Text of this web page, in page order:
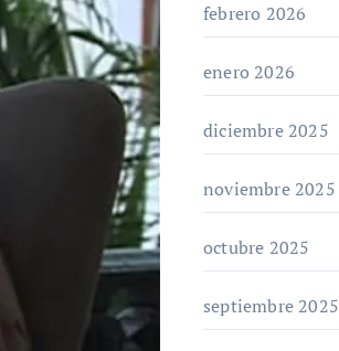
febrero 2026
enero 2026
diciembre 2025
noviembre 2025
octubre 2025
septiembre 2025